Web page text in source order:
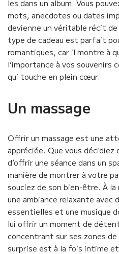
les dans un album. Vous
mots, anecdotes ou dates
devienne un véritable récit
type de cadeau est parfait
romantiques, car il montre à
l’importance à vos souvenirs
qui touche en plein cœur.
Un massage
Offrir un massage est une
appréciée. Que vous décidiez
d’offrir une séance dans un
manière de montrer à votre
souciez de son bien-être. À
une ambiance relaxante avec
essentielles et une musique
lui offrir un moment de
concentrant sur ses zones
surprise est à la fois intime